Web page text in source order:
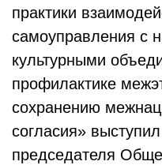
практики
самоуправления с
культурными
профилактике
сохранению
согласия»
председателя